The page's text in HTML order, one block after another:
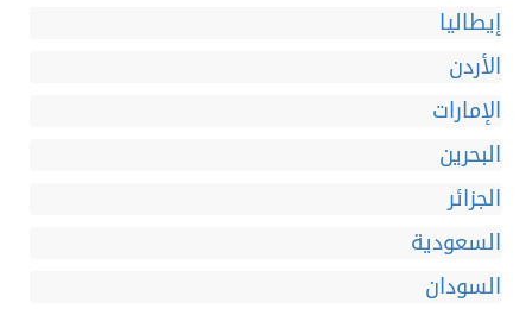
إيطاليا
الأردن
الإمارات
البحرين
الجزائر
السعودية
السودان